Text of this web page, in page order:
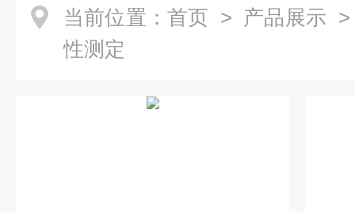
当前位置： 首页 > 产品展示
性测定